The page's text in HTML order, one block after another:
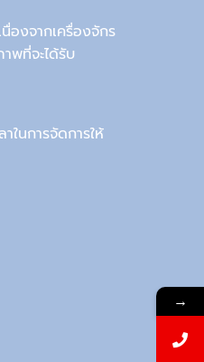
องจากเครื่องจักร
พที่จะได้รับ
ในการจัดการให้
→